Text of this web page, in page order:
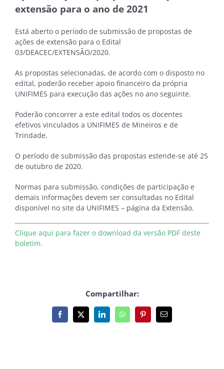
extensão para o ano de 2021
Está aberto o período de submissão de propostas de
ações de extensão para o Edital
03/DEACEC/EXTENSÃO/2020.
As propostas selecionadas, de acordo com o disposto no
edital, poderão receber apoio financeiro da própria
UNIFIMES para execução das ações no ano seguinte.
Poderão concorrer a este edital todos os docentes
efetivos vinculados a UNIFIMES de Mineiros e de
Trindade.
O período de submissão das propostas estende-se até 25
de outubro de 2020.
Normas para submissão, condições de participação e
demais informações devem ser consultadas no Edital
disponível no site da UNIFIMES – página da Extensão.
Clique aqui para fazer o download da versão PDF deste
boletim.
Compartilhar:
Facebook
X LinkedInWhatsAppPinterest
E-
mail